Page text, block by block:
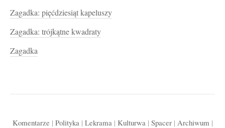
Zagadka: pięćdziesiąt kapeluszy
Zagadka: trójkątne kwadraty
Zagadka
Komentarze | Polityka| Lekrama| Kulturwa| Spacer| Archiwum |